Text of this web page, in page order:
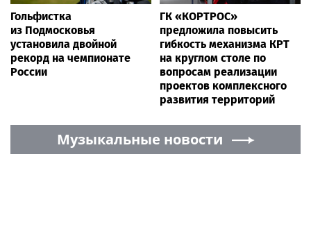
Гольфистка
из Подмосковья
установила двойной
рекорд на чемпионате
России
ГК «КОРТРОС»
предложила повысить
гибкость механизма КРТ
на круглом столе по
вопросам реализации
проектов комплексного
развития территорий
Музыкальные новости